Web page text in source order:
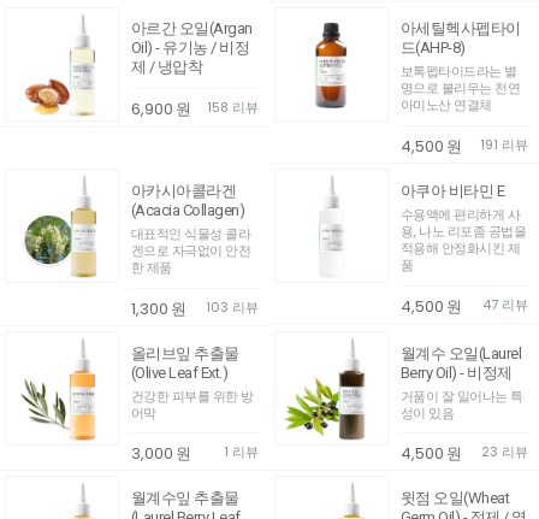
아르간 오일(Argan
Oil) - 유기농 / 비정
제 / 냉압착
6,900 원 158 리뷰
아세틸헥사펩타이
드(AHP-8)
보톡펩타이드라는 별
명으로 불리우는 천연
아미노산 연결체
4,500 원 191 리뷰
아카시아콜라겐
(Acacia Collagen)
대표적인 식물성 콜라
겐으로 자극없이 안전
한 제품
1,300 원 103 리뷰
아쿠아 비타민 E
수용액에 편리하게 사
용, 나노 리포좀 공법을
적용해 안정화시킨 제
품
4,500 원 47 리뷰
올리브잎 추출물
(Olive Leaf Ext.)
건강한 피부를 위한 방
어막
3,000 원 1 리뷰
월계수 오일(Laurel
Berry Oil) - 비정제
거품이 잘 일어나는 특
성이 있음
4,500 원 23 리뷰
월계수잎 추출물
윗점 오일(Wheat